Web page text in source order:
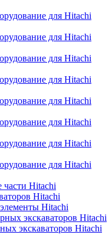
для Hitachi
для Hitachi
для Hitachi
для Hitachi
для Hitachi
для Hitachi
для Hitachi
для Hitachi
части Hitachi
Hitachi
Hitachi
экскаваторов Hitachi
экскаваторов Hitachi